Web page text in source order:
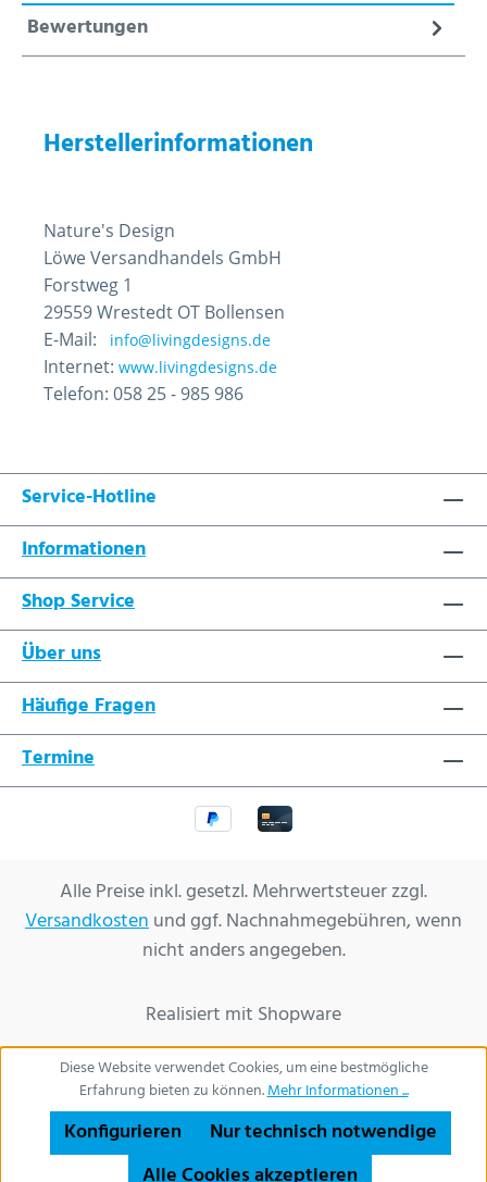
Bewertungen
Herstellerinformationen
Nature's Design
Löwe Versandhandels GmbH
Forstweg 1
29559 Wrestedt OT Bollensen
E-Mail:
info@livingdesigns.de
Internet: www.livingdesigns.de
Telefon: 058 25 - 985 986
Service-Hotline
Informationen
Shop Service
Über uns
Häufige Fragen
Termine
Alle Preise inkl. gesetzl. Mehrwertsteuer zzgl.
Versandkostenund ggf. Nachnahmegebühren, wenn
nicht anders angegeben.
Realisiert mit Shopware
Diese Website verwendet Cookies, um eine bestmögliche
Erfahrung bieten zu können.Mehr Informationen ...
Nur technisch notwendige
Konfigurieren